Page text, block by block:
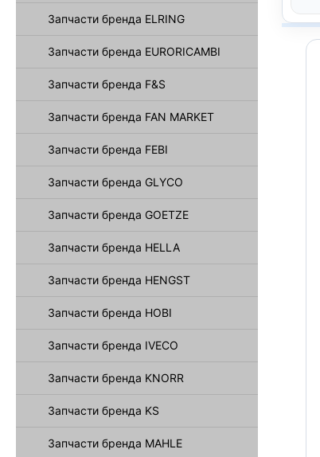
Запчасти бренда ELRING
Запчасти бренда EURORICAMBI
Запчасти бренда F&S
Запчасти бренда FAN MARKET
Запчасти бренда FEBI
Запчасти бренда GLYCO
Запчасти бренда GOETZE
Запчасти бренда HELLA
Запчасти бренда HENGST
Запчасти бренда HOBI
Запчасти бренда IVECO
Запчасти бренда KNORR
Запчасти бренда KS
Запчасти бренда MAHLE